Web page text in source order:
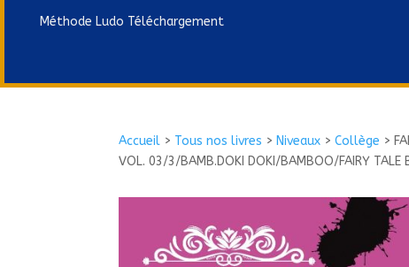
Méthode Ludo Téléchargement
Accueil > Tous nos livres > Niveaux >Collège >
VOL. 03/3/BAMB.DOKI DOKI/BAMBOO/FAIRY TALE